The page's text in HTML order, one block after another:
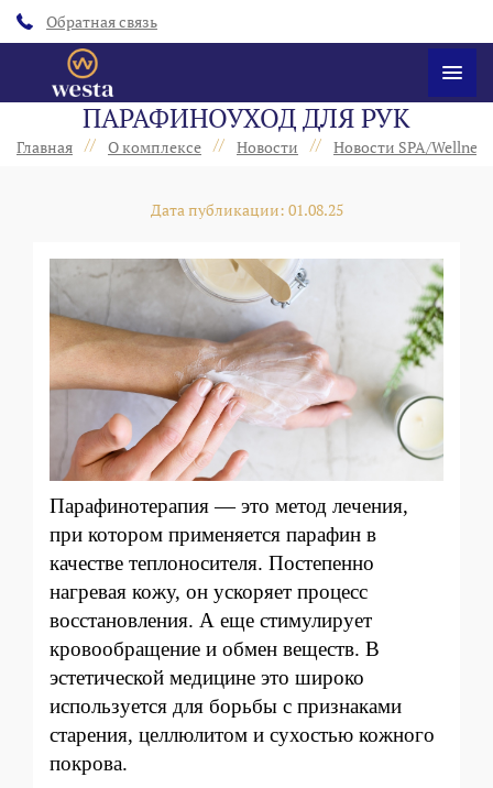
Обратная связь
ПАРАФИНОУХОД ДЛЯ РУК
Главная // О комплексе // Новости // Новости SPA/
Дата публикации: 01.08.25
Парафинотерапия — это метод лечения,
при котором применяется парафин в
качестве теплоносителя. Постепенно
нагревая кожу, он ускоряет процесс
восстановления. А еще стимулирует
кровообращение и обмен веществ. В
эстетической медицине это широко
используется для борьбы с признаками
старения, целлюлитом и сухостью кожного
покрова.